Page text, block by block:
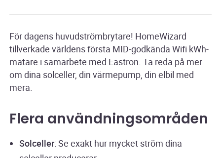
För dagens huvudströmbrytare! HomeWizard
tillverkade världens första MID-godkända Wifi kWh-
mätare i samarbete med Eastron. Ta reda på mer
om dina solceller, din värmepump, din elbil med
mera.
Flera användningsområden
Solceller: Se exakt hur mycket ström dina